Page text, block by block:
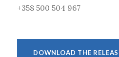
+358 500 504 967
DOWNLOAD THE